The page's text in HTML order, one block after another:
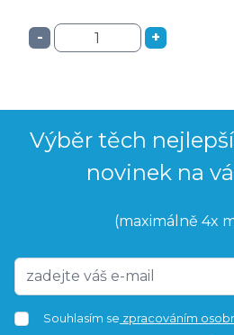
- +
Výběr těch
novinek na
(maximálně 4x
Souhlasím se zpracováním